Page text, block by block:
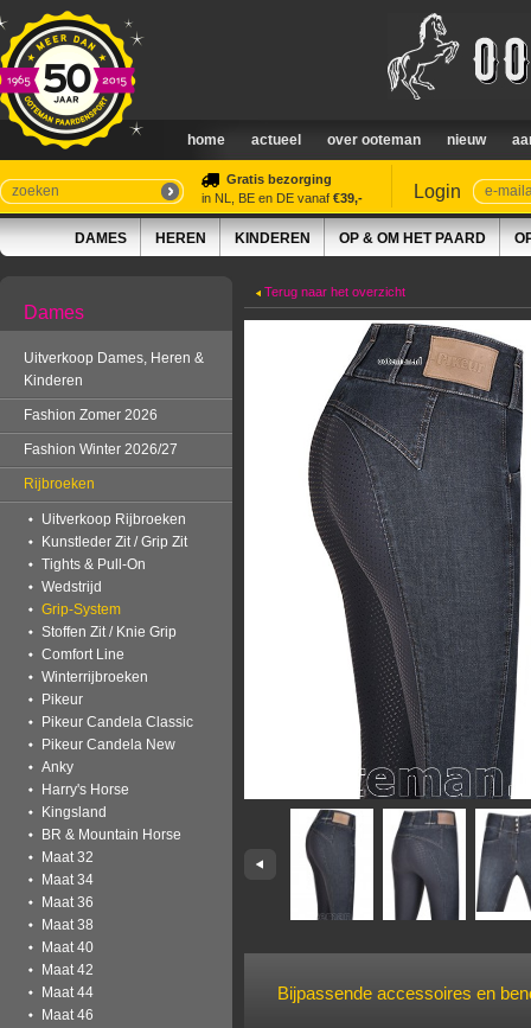
home actueel over ooteman nieuw
Gratis bezorging
in NL, BE en DE vanaf €39,- Login
DAMES HEREN KINDEREN OP & OM HET PAARD
Dames
Uitverkoop Dames, Heren &
Kinderen
Fashion Zomer 2026
Fashion Winter 2026/27
Rijbroeken
Uitverkoop Rijbroeken
Kunstleder Zit / Grip Zit
Tights & Pull-On
Wedstrijd
Grip-System
Stoffen Zit / Knie Grip
Comfort Line
Winterrijbroeken
Pikeur
Pikeur Candela Classic
Pikeur Candela New
Anky
Harry's Horse
Kingsland
BR & Mountain Horse
Maat 32
Maat 34
Maat 36
Maat 38
Maat 40
Maat 42
Maat 44
Maat 46
Terug naar het overzicht
Bijpassende accessoires en